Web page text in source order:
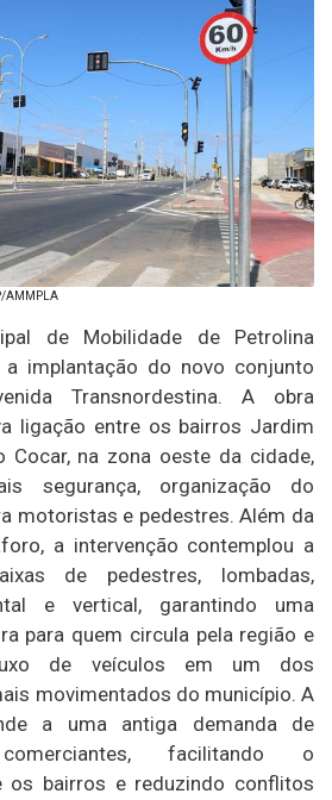
AMMPLA
de Mobilidade de Petrolina
a implantação do novo conjunto
Transnordestina. A obra
ligação entre os bairros Jardim
Cocar, na zona oeste da cidade,
segurança, organização do
motoristas e pedestres. Além da
a intervenção contemplou a
de pedestres, lombadas,
e vertical, garantindo uma
para quem circula pela região e
de veículos em um dos
movimentados do município. A
a uma antiga demanda de
facilitando o
os bairros e reduzindo conflitos